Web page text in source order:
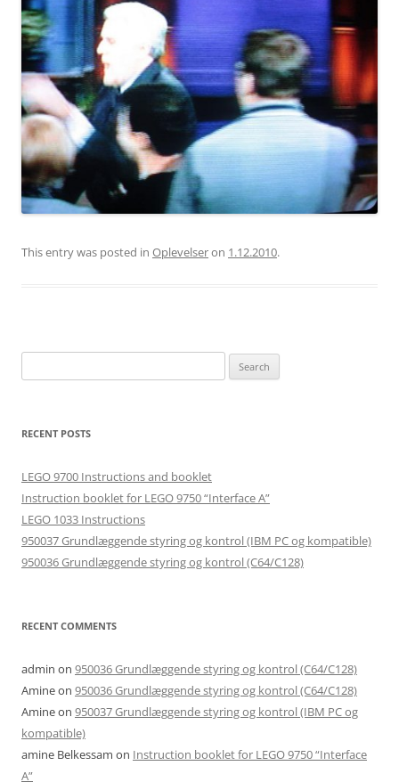
This entry was posted in Oplevelseron 1.12.2010.
for:
RECENT POSTS
LEGO 9700 Instructions and booklet
Instruction booklet for LEGO 9750 “Interface A”
LEGO 1033 Instructions
950037 Grundlæggende styring og kontrol (IBM PC og kompatible)
950036 Grundlæggende styring og kontrol (C64/C128)
RECENT COMMENTS
admin on 950036 Grundlæggende styring og kontrol (C64/C128)
Amineon 950036 Grundlæggende styring og kontrol (C64/C128)
Amineon 950037 Grundlæggende styring og kontrol (IBM PC og
kompatible)
amine Belkessam on Instruction booklet for LEGO 9750 “Interface
A”